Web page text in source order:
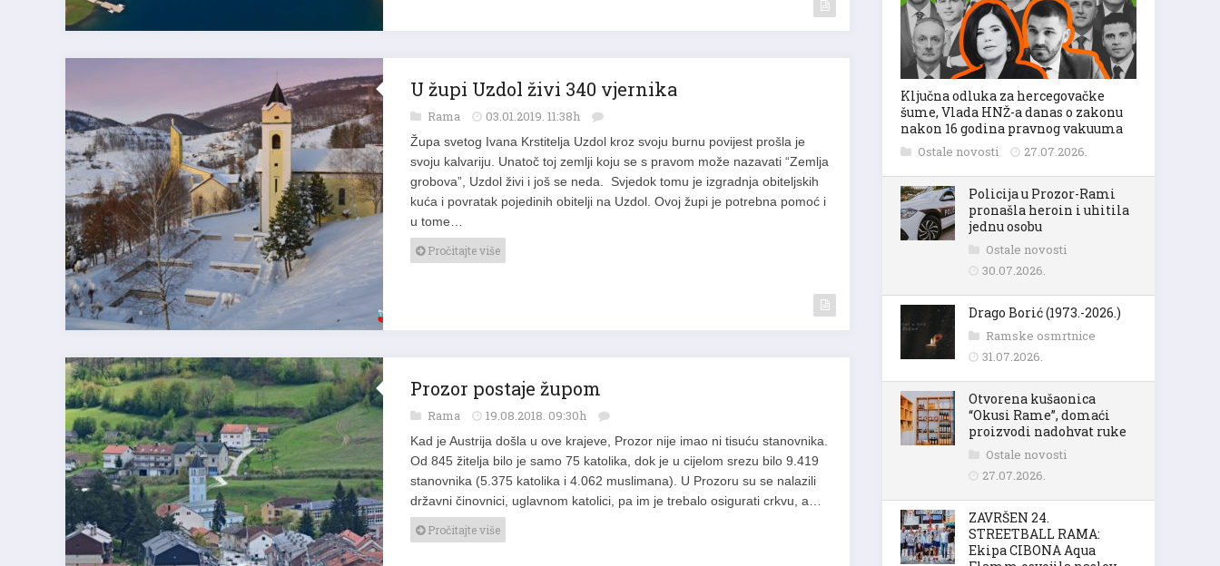
U župi Uzdol živi 340 vjernika
Rama 03.01.2019. 11:38h
Župa svetog Ivana Krstitelja Uzdol kroz svoju burnu povijest prošla je
svoju kalvariju. Unatoč toj zemlji koju se s pravom može nazavati “Zemlja
grobova”, Uzdol živi i još se neda. Svjedok tomu je izgradnja obiteljskih
kuća i povratak pojedinih obitelji na Uzdol. Ovoj župi je potrebna pomoć i
u tome…
Pročitajte više
Prozor postaje župom
Rama 19.08.2018. 09:30h
Kad je Austrija došla u ove krajeve, Prozor nije imao ni tisuću stanov­nika.
Od 845 žitelja bilo je samo 75 katolika, dok je u cijelom srezu bilo 9.419
stanovnika (5.375 katolika i 4.062 muslimana). U Prozoru su se na­la­zili
državni činovnici, uglavnom katolici, pa im je trebalo osigurati crkvu, a…
Pročitajte više
Ključna odluka za hercegovačke
šume, Vlada HNŽ-a danas o zakonu
nakon 16 godina pravnog vakuuma
Ostale novosti 27.07.2026.
Policija u Prozor-Rami
pronašla heroin i uhitila
jednu osobu
Ostale novosti
30.07.2026.
Drago Borić (1973.-2026.)
Ramske osmrtnice
31.07.2026.
Otvorena kušaonica
“Okusi Rame”, domaći
proizvodi nadohvat ruke
Ostale novosti
27.07.2026.
ZAVRŠEN 24.
STREETBALL RAMA:
Ekipa CIBONA Aqua